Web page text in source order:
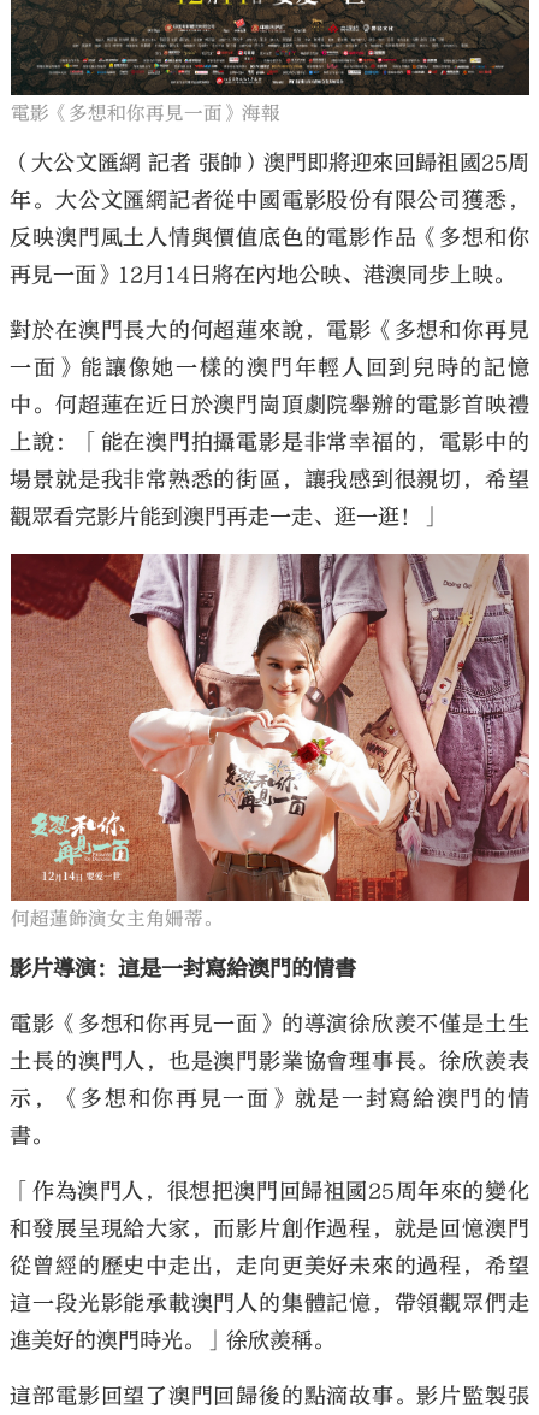
電影《多想和你再見一面》海報
（大公文匯網 記者 張帥）澳門即將迎來回歸祖國25周
年。大公文匯網記者從中國電影股份有限公司獲悉，
反映澳門風土人情與價值底色的電影作品《多想和你
再見一面》12月14日將在內地公映、港澳同步上映。
對於在澳門長大的何超蓮來說，電影《多想和你再見
一面》能讓像她一樣的澳門年輕人回到兒時的記憶
中。何超蓮在近日於澳門崗頂劇院舉辦的電影首映禮
上說：「能在澳門拍攝電影是非常幸福的，電影中的
場景就是我非常熟悉的街區，讓我感到很親切，希望
觀眾看完影片能到澳門再走一走、逛一逛！」
何超蓮飾演女主角姍蒂。
影片導演：這是一封寫給澳門的情書
電影《多想和你再見一面》的導演徐欣羨不僅是土生
土長的澳門人，也是澳門影業協會理事長。徐欣羨表
示，《多想和你再見一面》就是一封寫給澳門的情
書。
「作為澳門人，很想把澳門回歸祖國25周年來的變化
和發展呈現給大家，而影片創作過程，就是回憶澳門
從曾經的歷史中走出，走向更美好未來的過程，希望
這一段光影能承載澳門人的集體記憶，帶領觀眾們走
進美好的澳門時光。」徐欣羨稱。
這部電影回望了澳門回歸後的點滴故事。影片監製張